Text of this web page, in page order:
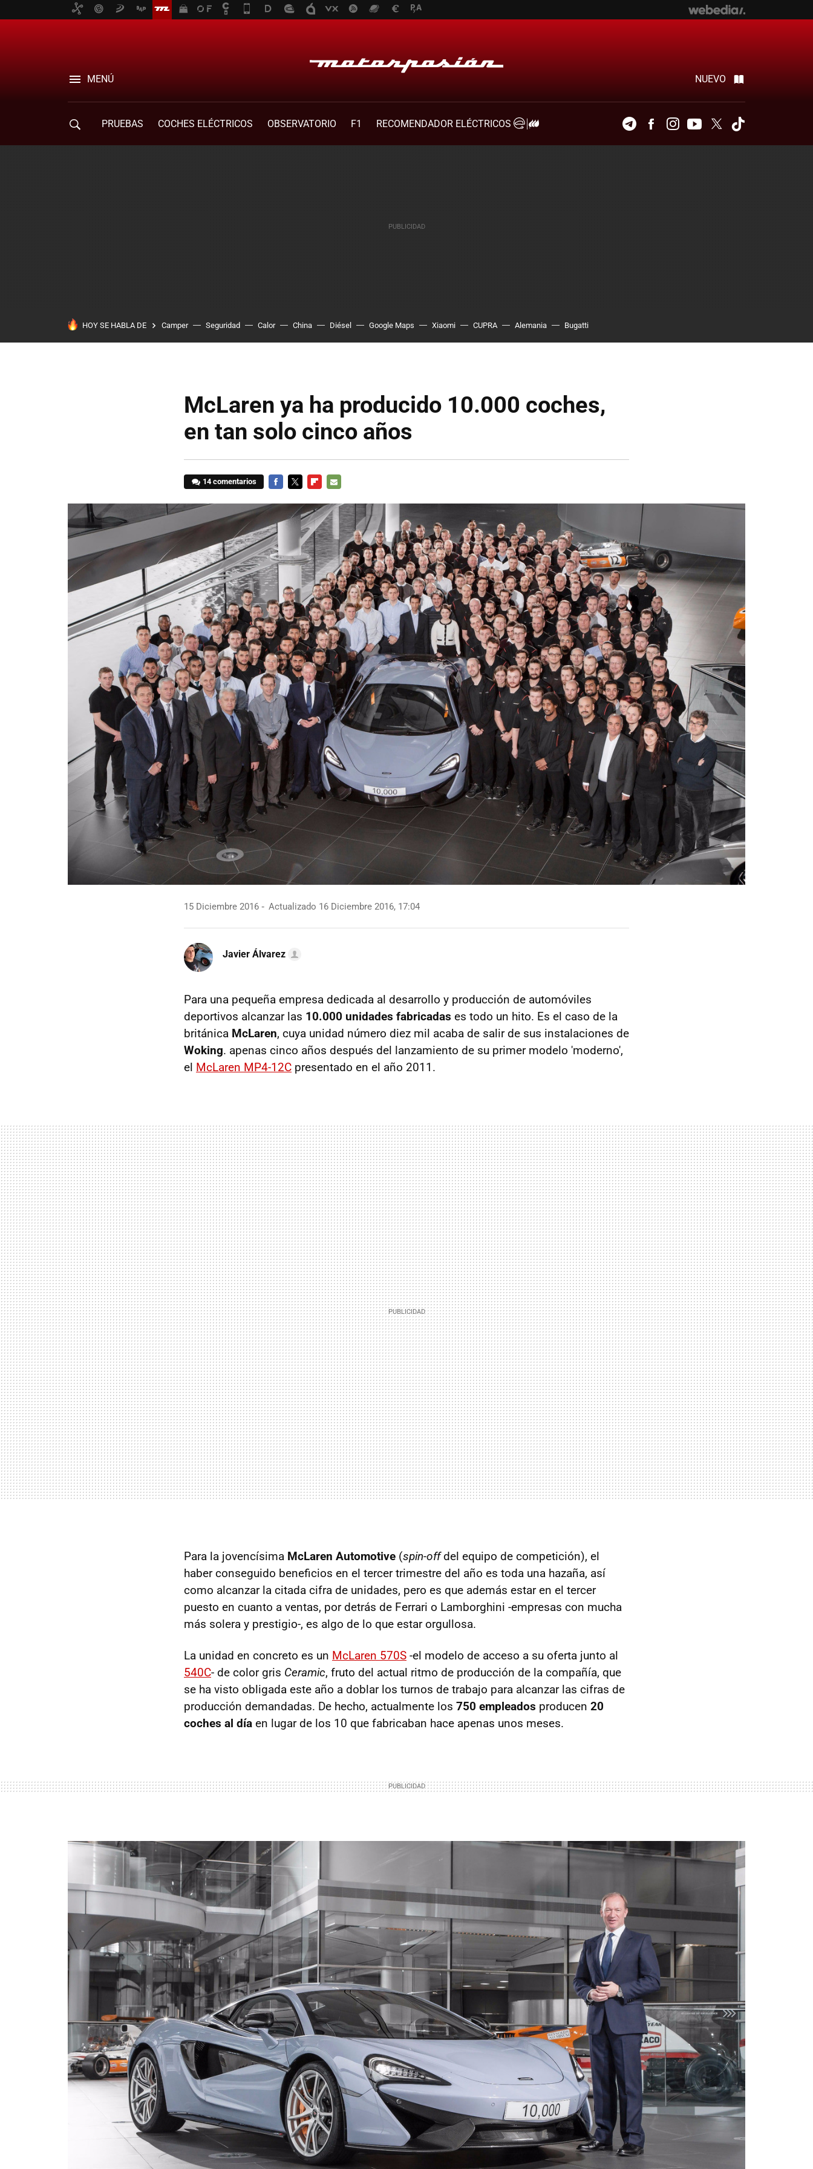
MENÚ NUEVO
PRUEBAS COCHES ELÉCTRICOS OBSERVATORIO F1
RECOMENDADOR ELÉCTRICOS
TelegramFacebookInstagramYoutubeTwitter
HOY SE HABLA DE Camper Seguridad Calor China Diésel Google Maps Xiaomi CUPRA Alemania Bugatti
McLaren ya ha producido 10.000 coches,
en tan solo cinco años
14 comentarios
MAIL
15 Diciembre 2016 Actualizado 16 Diciembre 2016, 17:04
Javier Álvarez
Para una pequeña empresa dedicada al desarrollo y producción de automóviles
deportivos alcanzar las 10.000 unidades fabricadas es todo un hito. Es el caso de la
británica McLaren, cuya unidad número diez mil acaba de salir de sus instalaciones de
Woking. apenas cinco años después del lanzamiento de su primer modelo 'moderno',
el McLaren MP4-12C presentado en el año 2011.
Para la jovencísima McLaren Automotive (spin-offdel equipo de competición), el
haber conseguido beneficios en el tercer trimestre del año es toda una hazaña, así
como alcanzar la citada cifra de unidades, pero es que además estar en el tercer
puesto en cuanto a ventas, por detrás de Ferrari o Lamborghini -empresas con mucha
más solera y prestigio-, es algo de lo que estar orgullosa.
La unidad en concreto es un McLaren 570S -el modelo de acceso a su oferta junto al
540C- de color gris Ceramic, fruto del actual ritmo de producción de la compañía, que
se ha visto obligada este año a doblar los turnos de trabajo para alcanzar las cifras de
producción demandadas. De hecho, actualmente los 750 empleados producen 20
coches al día en lugar de los 10 que fabricaban hace apenas unos meses.